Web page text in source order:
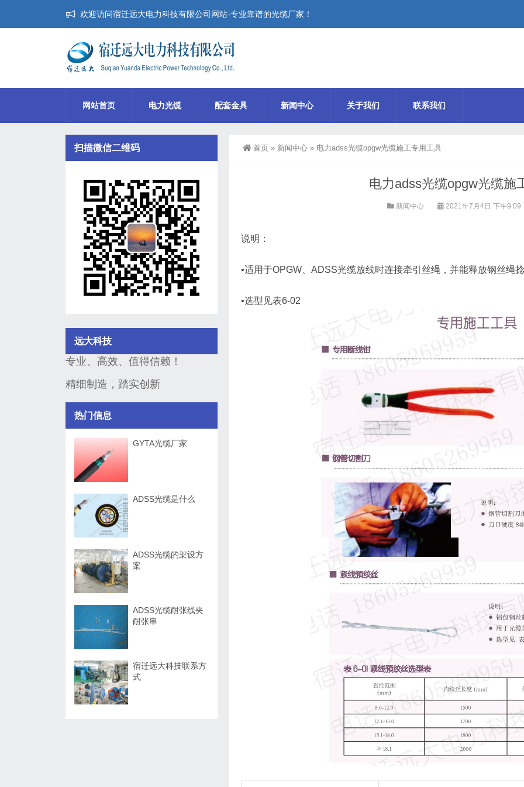
欢迎访问宿迁远大电力科技有限公司网站-专业靠谱的光缆厂家！
网站首页 电力光缆 配套金具 新闻中心 关于我们 联系我们
首页 » 新闻中心 » 电力adss光缆opgw光缆施工专用工具
电力adss光缆opgw光缆施
新闻中心 2021年7月4日 下午9:09
说明：
•适用于OPGW、ADSS光缆放线时连接牵引丝绳，并能释放钢丝绳
•选型见表6-02
扫描微信二维码
远大科技
专业、高效、值得信赖！
精细制造，踏实创新
热门信息
GYTA光缆厂家
ADSS光缆是什么
ADSS光缆的架设方
案
ADSS光缆耐张线夹
耐张串
宿迁远大科技联系方
式